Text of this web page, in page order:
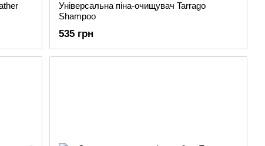
Універсальна піна-очищувач Tarrago
Shampoo
535 грн